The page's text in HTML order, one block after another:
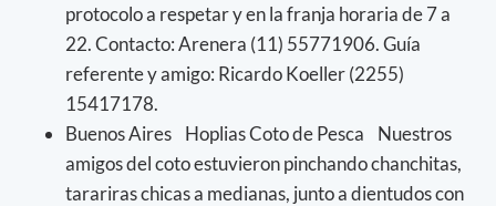
protocolo a respetar y en la franja horaria de 7 a
22. Contacto: Arenera (11) 55771906. Guía
referente y amigo: Ricardo Koeller (2255)
15417178.
Buenos Aires Hoplias Coto de Pesca Nuestros
amigos del coto estuvieron pinchando chanchitas,
tarariras chicas a medianas, junto a dientudos con